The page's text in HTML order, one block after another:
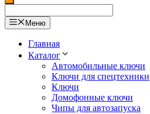
Меню
Главная
Каталог
Автомобильные ключи
Ключи для спецтехники
Ключи
Домофонные ключи
Чипы для автозапуска